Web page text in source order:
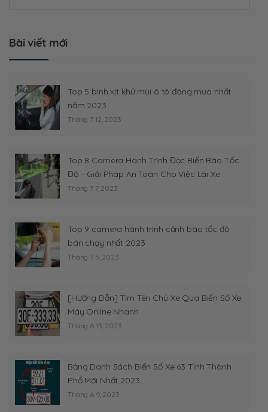
Bài viết mới
Top 5 bình xịt khử mùi ô tô đáng mua nhất
năm 2023
Tháng 7 12, 2023
Top 8 Camera Hành Trình Đọc Biển Báo Tốc
Độ – Giải Pháp An Toàn Cho Việc Lái Xe
Tháng 7 7, 2023
Top 9 camera hành trình cảnh báo tốc độ
bán chạy nhất 2023
Tháng 7 5, 2023
[Hướng Dẫn] Tìm Tên Chủ Xe Qua Biển Số Xe
Máy Online Nhanh
Tháng 6 13, 2023
Bảng Danh Sách Biển Số Xe 63 Tỉnh Thành
Phố Mới Nhất 2023
Tháng 6 9, 2023